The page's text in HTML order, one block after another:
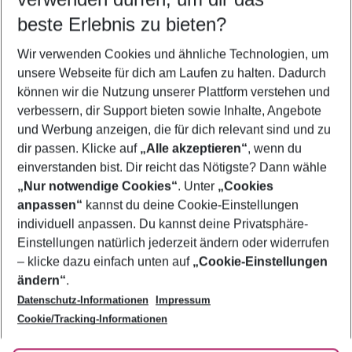
5-8 Nächte
2 Erwachsene Keine Kinder
Mehr Filter anzeigen
Footer
Footer navigation
Über uns
AGB
Bestpreisgarantie
Cookie-Einstellungen ändern
Cookie-Richtlinie
Agenturbetreuung
Barrierefreies Reisen
Folge uns
beste Erlebnis zu bieten?
Wir verwenden Cookies und ähnliche Technologien, um
unsere Webseite für dich am Laufen zu halten. Dadurch
können wir die Nutzung unserer Plattform verstehen und
verbessern, dir Support bieten sowie Inhalte, Angebote
und Werbung anzeigen, die für dich relevant sind und zu
dir passen. Klicke auf „Alle akzeptieren“, wenn du
einverstanden bist. Dir reicht das Nötigste? Dann wähle
„Nur notwendige Cookies“. Unter „Cookies
anpassen“ kannst du deine Cookie-Einstellungen
individuell anpassen. Du kannst deine Privatsphäre-
Einstellungen natürlich jederzeit ändern oder widerrufen
– klicke dazu einfach unten auf „Cookie-Einstellungen
ändern“.
Datenschutz-Informationen
Impressum
Cookie/Tracking-Informationen